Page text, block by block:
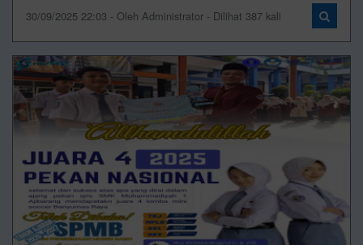
30/09/2025 22:03 - Oleh Administrator - Dilihat 387 kali